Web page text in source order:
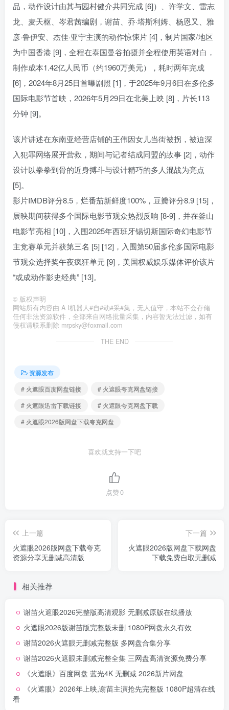
品，动作设计由其与园村健介共同完成 [6]）、许学文、雷志
龙、麦天枢、岑君茜编剧，谢苗、乔·塔斯利姆、杨恩又、雅
彦·鲁伊安、杰佳·亚宁主演的动作惊悚片 [4]，制片国家/地区
为中国香港 [9]，全程在泰国曼谷拍摄并全程使用英语对白，
制作成本1.42亿人民币（约1960万美元），耗时两年完成
[6]，2024年8月25日首曝剧照 [1]，于2025年9月6日在多伦多
国际电影节首映，2026年5月29日在北美上映 [8]，片长113
分钟 [9]。
该片讲述在东南亚经营店铺的王伟因女儿当街被拐，被迫深
入犯罪网络展开营救，期间与记者结成同盟的故事 [2]，动作
设计以拳拳到骨的近身搏斗与设计精巧的多人混战为亮点
[5]。
影片IMDB评分8.5，烂番茄新鲜度100%，豆瓣评分8.9 [15]，
展映期间获得多个国际电影节观众热烈反响 [8-9]，并在釜山
电影节亮相 [10]，入围2025年西班牙锡切斯国际奇幻电影节
主竞赛单元并获第三名 [5] [12]，入围第50届多伦多国际电影
节观众选择奖午夜疯狂单元 [9]，美国权威娱乐媒体评价该片
“或成动作影史经典” [13]。
© 版权声明
网站所有内容由 A I机器人#自#动#采#集，无人值守，本站不会存储
任何非法资源软件，全部来自网络批量采集，内容暂无法过滤，如有
侵权请联系删除 mrpsky@foxmail.com
THE END
资源发布
# 火遮眼百度网盘链接
# 火遮眼夸克网盘链接
# 火遮眼迅雷下载链接
# 火遮眼夸克网盘下载
# 火遮眼2026版网盘下载夸克网盘
喜欢就支持一下吧
点赞0
上一篇
火遮眼2026版网盘下载夸克
资源分享无删减高清版
下一篇
火遮眼2026版网盘下载网盘
下载免费自取无删减
相关推荐
谢苗火遮眼2026完整版高清观影 无删减原版在线播放
火遮眼2026版谢苗版完整版未删 1080P网盘永久有效
谢苗2026火遮眼无删减完整版 多网盘合集分享
谢苗2026火遮眼未删减完整全集 三网盘高清资源免费分享
《火遮眼》百度网盘 蓝光4K 无删减 2026新片网盘
《火遮眼》2026年上映,谢苗主演抢先完整版 1080P超清在线
看